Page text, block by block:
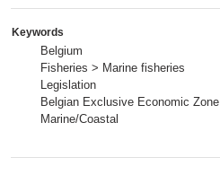
Keywords
Belgium
Fisheries > Marine fisheries
Legislation
Belgian Exclusive Economic Zone
Marine/Coastal